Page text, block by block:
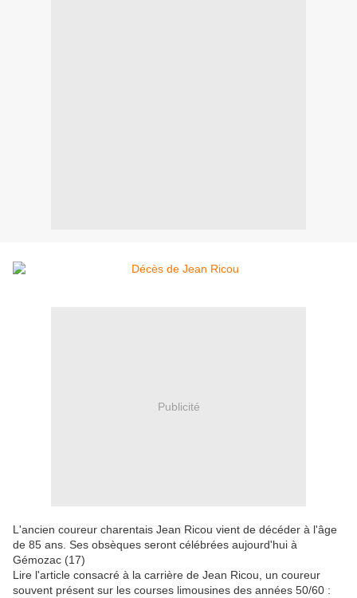
Publicité
L'ancien coureur charentais Jean Ricou vient de décéder à l'âge
de 85 ans. Ses obsèques seront célébrées aujourd'hui à
Gémozac (17)
Lire l'article consacré à la carrière de Jean Ricou, un coureur
souvent présent sur les courses limousines des années 50/60 :